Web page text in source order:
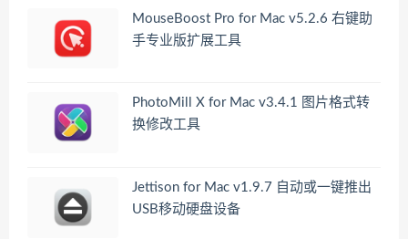
MouseBoost Pro for Mac v5.2.6 右键助
手专业版扩展工具
PhotoMill X for Mac v3.4.1 图片格式转
换修改工具
Jettison for Mac v1.9.7 自动或一键推出
USB移动硬盘设备